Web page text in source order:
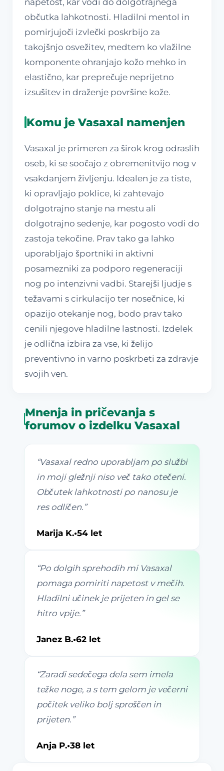
občutka lahkotnosti. Hladilni mentol in
pomirjujoči izvlečki poskrbijo za
takojšnjo osvežitev, medtem ko vlažilne
komponente ohranjajo kožo mehko in
elastično, kar preprečuje neprijetno
izsušitev in draženje površine kože.
Komu je Vasaxal namenjen
Vasaxal je primeren za širok krog odraslih
oseb, ki se soočajo z obremenitvijo nog v
vsakdanjem življenju. Idealen je za tiste,
ki opravljajo poklice, ki zahtevajo
dolgotrajno stanje na mestu ali
dolgotrajno sedenje, kar pogosto vodi do
zastoja tekočine. Prav tako ga lahko
uporabljajo športniki in aktivni
posamezniki za podporo regeneraciji
nog po intenzivni vadbi. Starejši ljudje s
težavami s cirkulacijo ter nosečnice, ki
opazijo otekanje nog, bodo prav tako
cenili njegove hladilne lastnosti. Izdelek
je odlična izbira za vse, ki želijo
preventivno in varno poskrbeti za zdravje
svojih ven.
Mnenja in pričevanja s
forumov o izdelku Vasaxal
“Vasaxal redno uporabljam po službi
in moji gležnji niso več tako otečeni.
Občutek lahkotnosti po nanosu je
res odličen. ”
Marija K.•54 let
“Po dolgih sprehodih mi Vasaxal
pomaga pomiriti napetost v mečih.
Hladilni učinek je prijeten in gel se
hitro vpije. ”
Janez B.•62 let
“Zaradi sedečega dela sem imela
težke noge, a s tem gelom je večerni
počitek veliko bolj sproščen in
prijeten. ”
Anja P.•38 let